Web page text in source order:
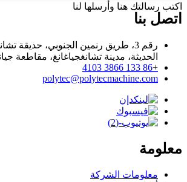
اكتب رسالتك هنا وأرسلها لنا
اتصل بنا
رقم 3، طريق رنمين الجنوبي، حديقة
الحديثة، مدينة تشانغجياغانغ، مقاطعة
+86 133 3866 4103
polytec@polytecmachine.com
معلومة
معلومات الشركة